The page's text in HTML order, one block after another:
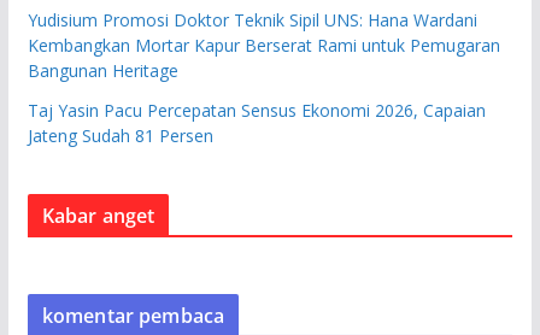
Yudisium Promosi Doktor Teknik Sipil UNS: Hana Wardani
Kembangkan Mortar Kapur Berserat Rami untuk Pemugaran
Bangunan Heritage
Taj Yasin Pacu Percepatan Sensus Ekonomi 2026, Capaian
Jateng Sudah 81 Persen
Kabar anget
komentar pembaca